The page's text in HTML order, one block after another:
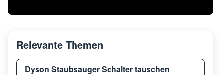
Relevante Themen
Dyson Staubsauger Schalter tauschen